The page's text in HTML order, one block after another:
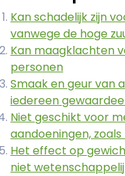
Kan schadelijk zijn
vanwege de hoge
Kan maagklachten
personen
Smaak en geur van
iedereen
Niet geschikt voor
aandoeningen,
Het effect op
niet